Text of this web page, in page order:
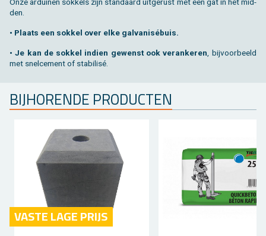
den.
• Plaats een sok­kel over elke gal­va­nisébuis.
• Je kan de sok­kel in­dien ge­wenst ook ver­an­ke­ren , bij­voor­beeld
met snel­ce­ment of sta­bi­lisé.
BIJ­HO­REN­DE PRO­DUC­TEN
VASTE LAGE PRIJS